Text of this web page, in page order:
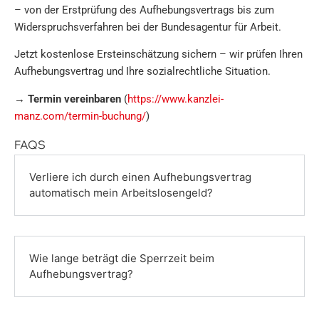
– von der Erstprüfung des Aufhebungsvertrags bis zum
Widerspruchsverfahren bei der Bundesagentur für Arbeit.
Jetzt kostenlose Ersteinschätzung sichern – wir prüfen Ihren
Aufhebungsvertrag und Ihre sozialrechtliche Situation.
→ Termin vereinbaren (https://www.kanzlei-
manz.com/termin-buchung/)
FAQS
Verliere ich durch einen Aufhebungsvertrag
automatisch mein Arbeitslosengeld?
Wie lange beträgt die Sperrzeit beim
Aufhebungsvertrag?